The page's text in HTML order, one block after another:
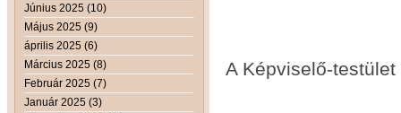
Június 2025 (10)
Május 2025 (9)
április 2025 (6)
Március 2025 (8)
Február 2025 (7)
Január 2025 (3)
A Képviselő-testület